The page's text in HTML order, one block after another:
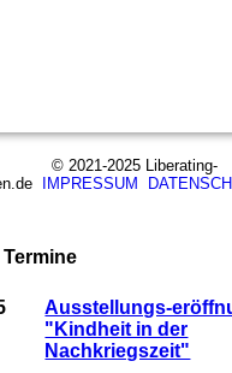
© 2021-2025 Liberating-
IMPRESSUM
Ausstellungs-
"Kindheit in der
Nachkriegszeit"